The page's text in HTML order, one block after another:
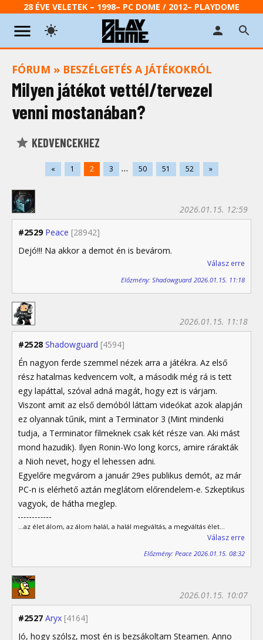
28 ÉVE VELETEK – 1998– PC DOME / 2012– PLAYDOME
FÓRUM » BESZÉLGETÉS A JÁTÉKOKRÓL
Milyen játékot vettél/tervezel
venni mostanában?
KEDVENCEKHEZ
« 1 2 3 ... 50 51 52 »
#2529 Peace [28942]
2026.01.15. 12:59
Dejó!!! Na akkor a demot én is bevárom.
Válasz erre
Előzmény: Shadowguard 2026.01.15. 11:18
#2528 Shadowguard [4594]
2026.01.15. 11:18
Én nagyon ferde szemmel nézek arra a játékra. Az első
rész hatalmas kedvencem volt, a második még rá is tett
egy lapáttal, szóval adná magát, hogy ezt is várjam.
Viszont amit az első demóból láttam videókat azok alapján
ez olyannak tűnik, mint a Terminator 3 (Mint mindenki
tudja, a Terminator filmeknek csak két része van. Aki mást
mond hazudik). Ilyen Ronin-Wo long korcs, amire rárakták
a Nioh nevet, hogy el lehessen adni.
Egyelőre megvárom a január 29es publikus demót, az már
PC-n is elérhető aztán meglátom előrendelem-e. Szkeptikus
vagyok, de hátha meglep.
...az élet álom, az álom halál, a halál megváltás, a megváltás élet...
Válasz erre
Előzmény: Peace 2026.01.15. 08:32
#2527 Aryx [4164]
2026.01.15. 10:07
Jó, hogy szólsz, most én is bezsákoltam Steamen. Anno